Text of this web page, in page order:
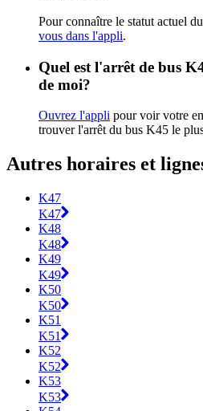
Pour connaître le statut actuel
vous dans l'appli.
Quel est l'arrêt de bus
de moi?
Ouvrez l'appli pour voir votre
trouver l'arrêt du bus K45 le
Autres horaires et
K47
K47
K48
K48
K49
K49
K50
K50
K51
K51
K52
K52
K53
K53